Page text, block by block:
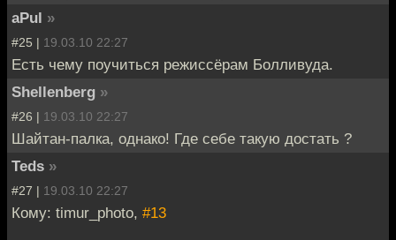
aPul »
#25 | 19.03.10 22:27
Есть чему поучиться режиссёрам Болливуда.
Shellenberg »
#26 | 19.03.10 22:27
Шайтан-палка, однако! Где себе такую достать ?
Teds »
#27 | 19.03.10 22:27
Кому: timur_photo, #13